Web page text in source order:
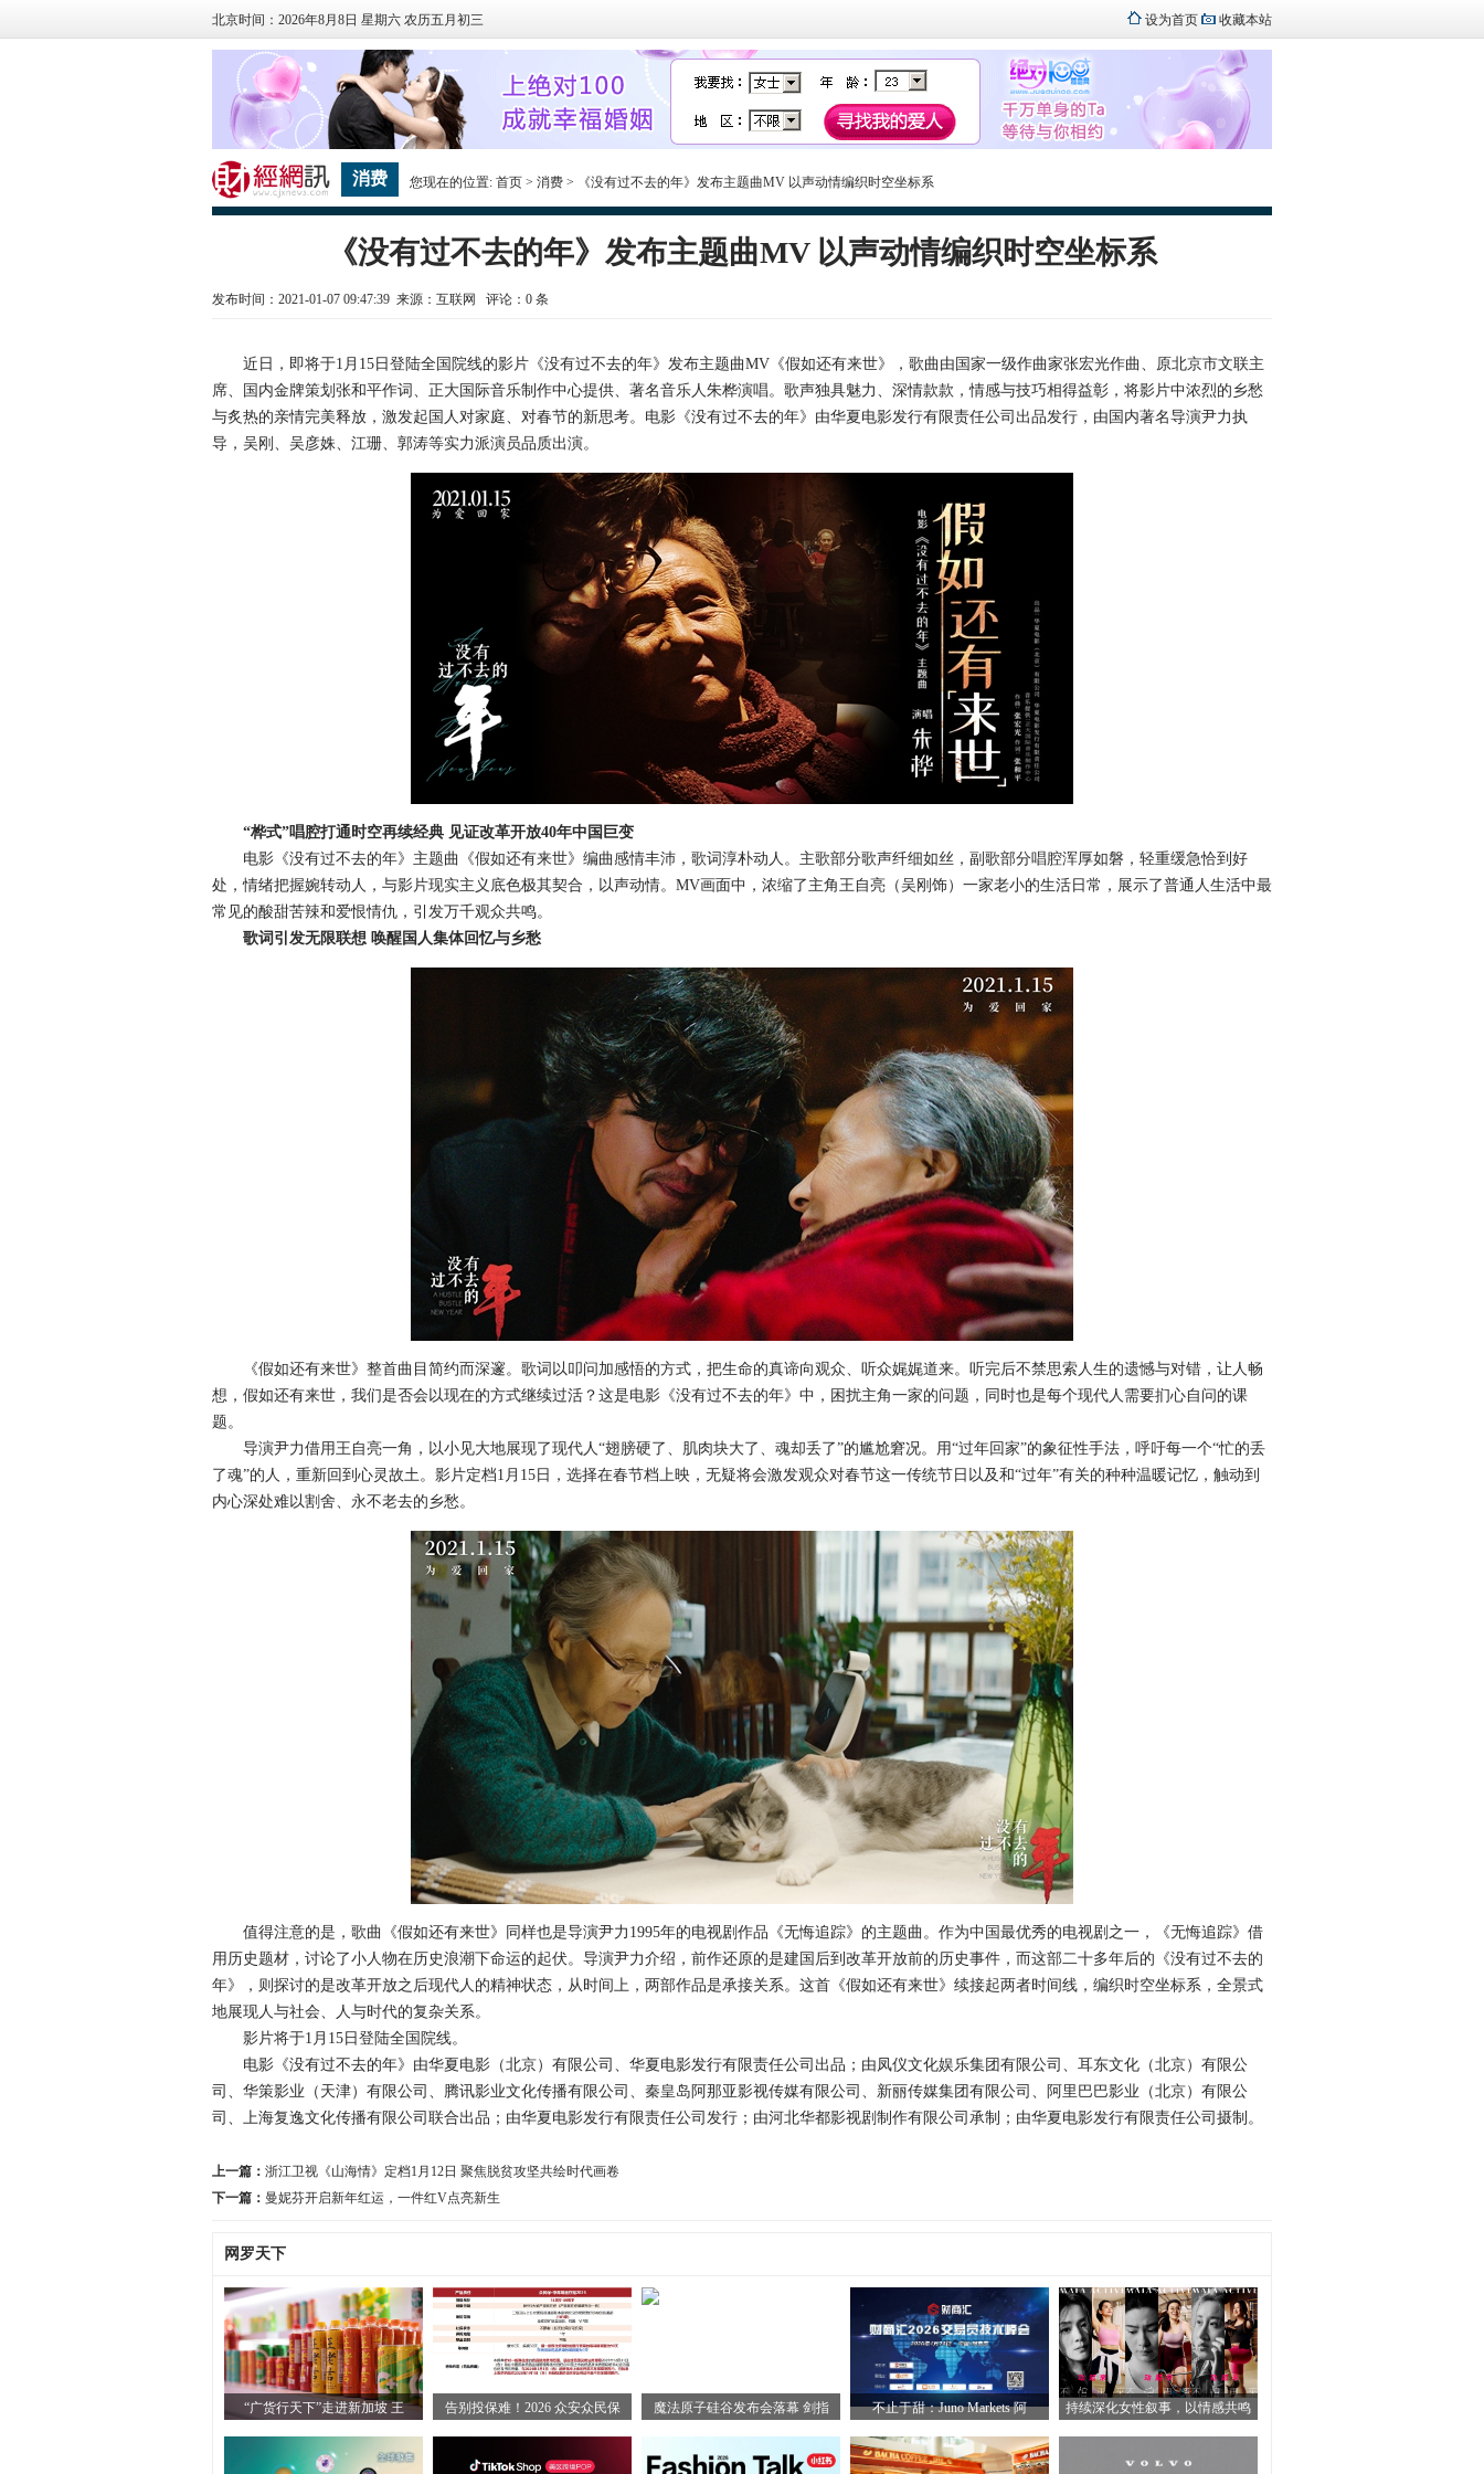
北京时间：2026年8月8日 星期六 农历五月初三 设为首页 收藏本站
消费 您现在的位置: 首页> 消费> 《没有过不去的年》发布主题曲MV 以声动情编织时空坐标系
《没有过不去的年》发布主题曲MV 以声动情编织时空坐标系
发布时间：2021-01-07 09:47:39 来源：互联网 评论： 0 条
近日，即将于1月15日登陆全国院线的影片《没有过不去的年》发布主题曲MV《假如还有来世》，歌曲由国家一级作曲家张宏光作曲、原北京市文联主
席、国内金牌策划张和平作词、正大国际音乐制作中心提供、著名音乐人朱桦演唱。歌声独具魅力、深情款款，情感与技巧相得益彰，将影片中浓烈的乡愁
与炙热的亲情完美释放，激发起国人对家庭、对春节的新思考。电影《没有过不去的年》由华夏电影发行有限责任公司出品发行，由国内著名导演尹力执
导，吴刚、吴彦姝、江珊、郭涛等实力派演员品质出演。
“桦式”唱腔打通时空再续经典 见证改革开放40年中国巨变
电影《没有过不去的年》主题曲《假如还有来世》编曲感情丰沛，歌词淳朴动人。主歌部分歌声纤细如丝，副歌部分唱腔浑厚如磐，轻重缓急恰到好
处，情绪把握婉转动人，与影片现实主义底色极其契合，以声动情。MV画面中，浓缩了主角王自亮（吴刚饰）一家老小的生活日常，展示了普通人生活中最
常见的酸甜苦辣和爱恨情仇，引发万千观众共鸣。
歌词引发无限联想 唤醒国人集体回忆与乡愁
《假如还有来世》整首曲目简约而深邃。歌词以叩问加感悟的方式，把生命的真谛向观众、听众娓娓道来。听完后不禁思索人生的遗憾与对错，让人畅
想，假如还有来世，我们是否会以现在的方式继续过活？这是电影《没有过不去的年》中，困扰主角一家的问题，同时也是每个现代人需要扪心自问的课
题。
导演尹力借用王自亮一角，以小见大地展现了现代人“翅膀硬了、肌肉块大了、魂却丢了”的尴尬窘况。用“过年回家”的象征性手法，呼吁每一个“忙的丢
了魂”的人，重新回到心灵故土。影片定档1月15日，选择在春节档上映，无疑将会激发观众对春节这一传统节日以及和“过年”有关的种种温暖记忆，触动到
内心深处难以割舍、永不老去的乡愁。
值得注意的是，歌曲《假如还有来世》同样也是导演尹力1995年的电视剧作品《无悔追踪》的主题曲。作为中国最优秀的电视剧之一，《无悔追踪》借
用历史题材，讨论了小人物在历史浪潮下命运的起伏。导演尹力介绍，前作还原的是建国后到改革开放前的历史事件，而这部二十多年后的《没有过不去的
年》，则探讨的是改革开放之后现代人的精神状态，从时间上，两部作品是承接关系。这首《假如还有来世》续接起两者时间线，编织时空坐标系，全景式
地展现人与社会、人与时代的复杂关系。
影片将于1月15日登陆全国院线。
电影《没有过不去的年》由华夏电影（北京）有限公司、华夏电影发行有限责任公司出品；由凤仪文化娱乐集团有限公司、耳东文化（北京）有限公
司、华策影业（天津）有限公司、腾讯影业文化传播有限公司、秦皇岛阿那亚影视传媒有限公司、新丽传媒集团有限公司、阿里巴巴影业（北京）有限公
司、上海复逸文化传播有限公司联合出品；由华夏电影发行有限责任公司发行；由河北华都影视剧制作有限公司承制；由华夏电影发行有限责任公司摄制。
上一篇： 浙江卫视《山海情》定档1月12日 聚焦脱贫攻坚共绘时代画卷
下一篇： 曼妮芬开启新年红运，一件红V点亮新生
网罗天下
“广货行天下”走进新加坡 王 告别投保难！2026 众安众民保 魔法原子硅谷发布会落幕 剑指 不止于甜：Juno Markets 阿 持续深化女性叙事，以情感共鸣